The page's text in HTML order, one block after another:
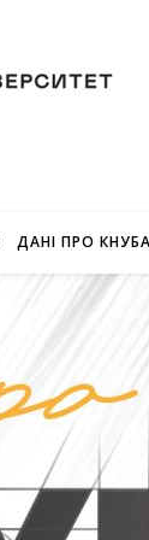
ДАНІ ПРО КНУБА